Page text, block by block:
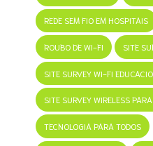
REDE SEM FIO EM HOSPITAIS
ROUBO DE WI-FI SITE
SITE SURVEY WI-FI
SITE SURVEY WIRELESS
TECNOLOGIA PARA TODOS